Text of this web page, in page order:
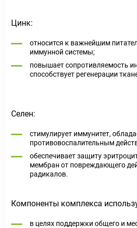
Цинк:
относится к важнейшим
иммунной системы;
повышает сопротивляемость
способствует регенерации
Селен:
стимулирует иммунитет,
противовоспалительным
обеспечивает защиту
мембран от повреждающего
радикалов.
Компоненты комплекса
в целях поддержки общего и